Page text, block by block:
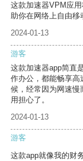
这款加速器VPM应
助你在网络上自由移
2024-01-13
游客
这款加速器app简直
作办公，都能畅享高
候，经常因为网速慢
用担心了。
2024-01-13
游客
这款app就像我的财